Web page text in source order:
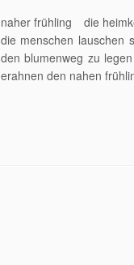
naher frühling die
die menschen
den blumenweg zu
erahnen den nahen